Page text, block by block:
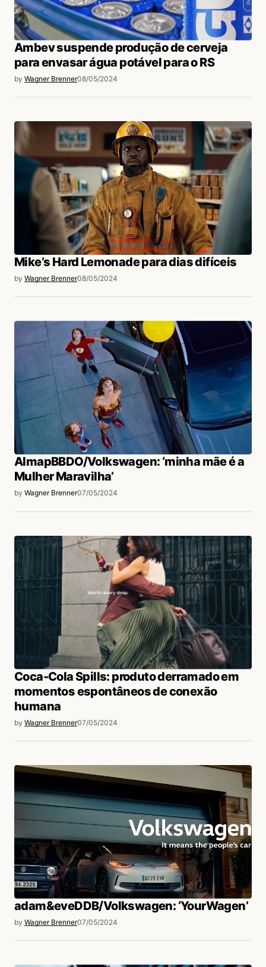
Ambev suspende produção de cerveja
para envasar água potável para o RS
by Wagner Brenner08/05/2024
Mike’s Hard Lemonade para dias difíceis
by Wagner Brenner08/05/2024
AlmapBBDO/Volkswagen: ‘minha mãe é a
Mulher Maravilha’
by Wagner Brenner07/05/2024
Coca-Cola Spills: produto derramado em
momentos espontâneos de conexão
humana
by Wagner Brenner07/05/2024
adam&eveDDB/Volkswagen: ‘YourWagen’
by Wagner Brenner07/05/2024